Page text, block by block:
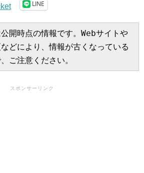
LINE
開時点の情報です。Webサイトや
どにより、情報が古くなっている
ご注意ください。
スポンサーリンク